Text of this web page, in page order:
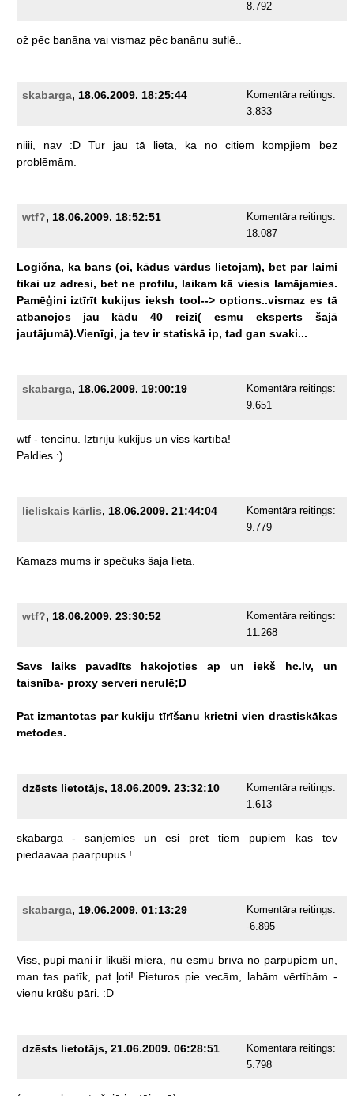
8.792
ož pēc banāna vai vismaz pēc banānu suflē..
skabarga, 18.06.2009. 18:25:44
Komentāra reitings:
3.833
niiii, nav :D Tur jau tā lieta, ka no citiem kompjiem
bez
problēmām.
wtf?, 18.06.2009. 18:52:51
Komentāra reitings:
18.087
Logična, ka bans (oi, kādus vārdus lietojam), bet par laimi
tikai uz adresi, bet ne profilu, laikam kā viesis lamājamies.
Pamēģini iztīrīt kukijus ieksh tool--> options..vismaz es tā
atbanojos
jau kādu 40 reizi( esmu eksperts
šajā
jautājumā).Vienīgi, ja tev ir statiskā ip, tad gan svaki...
skabarga, 18.06.2009. 19:00:19
Komentāra reitings:
9.651
wtf - tencinu. Iztīrīju kūkijus un viss kārtībā!
Paldies :)
lieliskais kārlis, 18.06.2009. 21:44:04
Komentāra reitings:
9.779
Kamazs mums ir spečuks šajā lietā.
wtf?, 18.06.2009. 23:30:52
Komentāra reitings:
11.268
Savs laiks pavadīts hakojoties ap un iekš hc.lv,
un
taisnība- proxy serveri nerulē;D
Pat izmantotas par kukiju tīrīšanu krietni vien drastiskākas
metodes.
dzēsts lietotājs, 18.06.2009. 23:32:10
Komentāra reitings:
1.613
skabarga - sanjemies un esi pret tiem pupiem kas
tev
piedaavaa paarpupus !
skabarga, 19.06.2009. 01:13:29
Komentāra reitings:
-6.895
Viss, pupi mani ir likuši mierā, nu esmu brīva no pārpupiem un,
man tas patīk, pat ļoti! Pieturos pie vecām, labām vērtībām -
vienu krūšu pāri. :D
dzēsts lietotājs, 21.06.2009. 06:28:51
Komentāra reitings:
5.798